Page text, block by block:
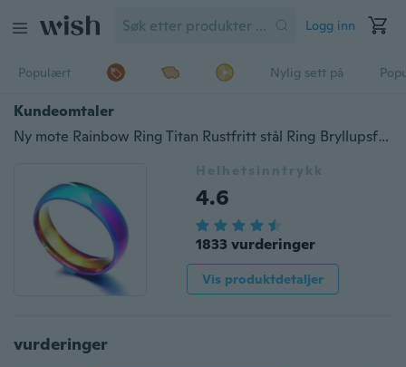
Logg inn
Populært Nylig sett på
Kundeomtaler
Ny mote Rainbow Ring Titan Rustfritt stål Ring Bryllupsfest forsyninger Gay Lesbian Pride Unisex
Helhetsinntrykk
4.6
1833 vurderinger
Vis produktdetaljer
vurderinger